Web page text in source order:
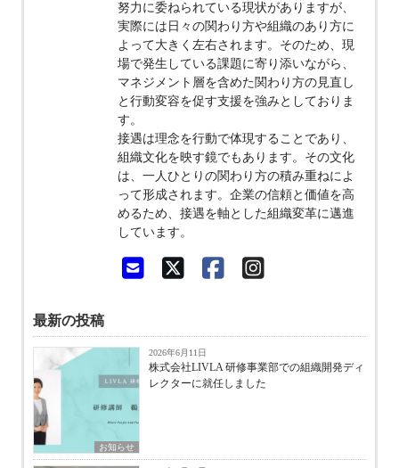
努力に委ねられている現状がありますが、
実際には日々の関わり方や組織のあり方に
よって大きく左右されます。そのため、現
場で発生している課題に寄り添いながら、
マネジメント層を含めた関わり方の見直し
と行動変容を促す支援を強みとしておりま
す。
接遇は理念を行動で体現することであり、
組織文化を映す鏡でもあります。その文化
は、一人ひとりの関わり方の積み重ねによ
って形成されます。企業の信頼と価値を高
めるため、接遇を軸とした組織変革に邁進
しています。
最新の投稿
お知らせ
2026年6月11日
株式会社LIVLA 研修事業部での組織開発ディ
レクターに就任しました